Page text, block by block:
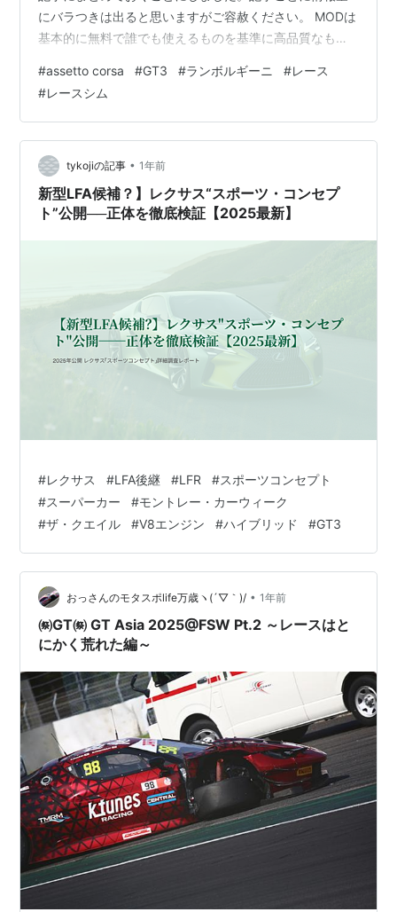
にバラつきは出ると思いますがご容赦ください。 MODは
基本的に無料で誰でも使えるものを基準に高品質なもの
す。RSS GT-M Lanzo V10 (Version 4)
store.racesimstudio.comRace Sim StudioというMOD制
作チームが作成したMODですがこれはLamborghini
Huracán GT3 Evo のMODとなります。元々…
#assetto corsa #GT3 #ランボルギーニ #レース
#レースシム
tykojiの記事 • 1年前
新型LFA候補？】レクサス“スポーツ・コンセプ
ト”公開──正体を徹底検証【2025最新】
#レクサス #LFA後継 #LFR #スポーツコンセプト
#スーパーカー #モントレー・カーウィーク
#ザ・クエイル #V8エンジン #ハイブリッド #GT3
おっさんのモタスポlife万歳ヽ(´▽｀)/ • 1年前
㉀GT㉀ GT Asia 2025@FSW Pt.2 ～レースはと
にかく荒れた編～